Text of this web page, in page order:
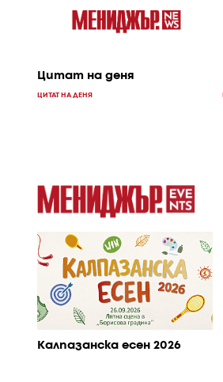
Цитат на деня
ЦИТАТ НА ДЕНЯ
Калпазанска есен 2026